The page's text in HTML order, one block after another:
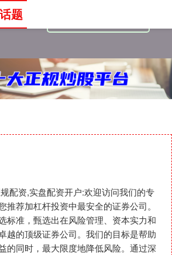
配资,实盘配资开户:欢迎访问我们的专
推荐加杠杆投资中最安全的证券公司。
标准，甄选出在风险管理、资本实力和
越的顶级证券公司。我们的目标是帮助
的同时，最大限度地降低风险。通过深
题